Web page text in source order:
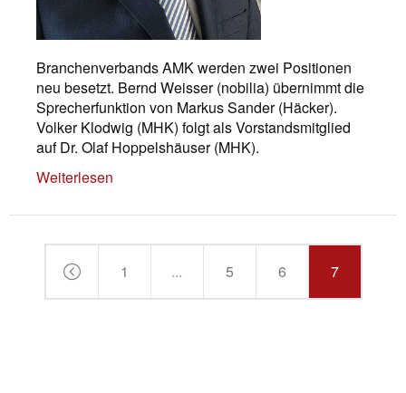
Branchenverbands AMK werden zwei Positionen
neu besetzt. Bernd Weisser (nobilia) übernimmt die
Sprecherfunktion von Markus Sander (Häcker).
Volker Klodwig (MHK) folgt als Vorstandsmitglied
auf Dr. Olaf Hoppelshäuser (MHK).
Weiterlesen
1 ... 5 6 7